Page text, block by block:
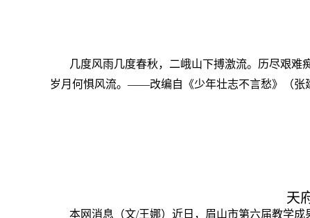
几度风雨几度春秋，二峨山下搏激流。 历尽艰难
岁月何惧风流。 ——改编自《少年壮志不言愁》（张
天
本网消息（文/王娜）近日，眉山市第六届教学